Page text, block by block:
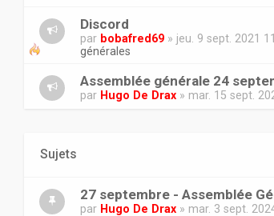
Discord
par bobafred69 » jeu. 9 sept. 2021
générales
Assemblée générale 24
par Hugo De Drax » mar. 15 sept.
Sujets
27 septembre - Assemblée
par Hugo De Drax » mar. 3 sept.